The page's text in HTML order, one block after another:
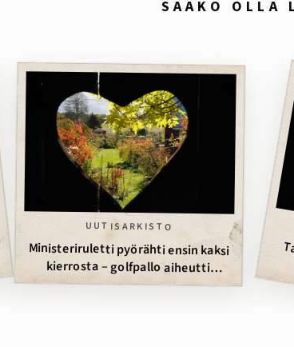
SAAKO OLLA
UUTISARKISTO
Ministeriruletti pyörähti ensin kaksi
kierrosta – golfpallo aiheutti
kolmannen